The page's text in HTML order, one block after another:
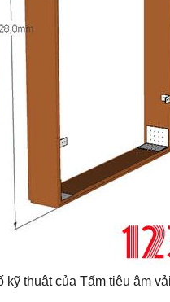
kỹ thuật của Tấm tiêu âm